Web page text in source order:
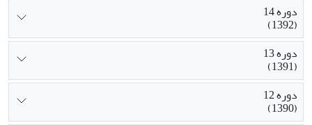
دوره 14
(1392)
دوره 13
(1391)
دوره 12
(1390)